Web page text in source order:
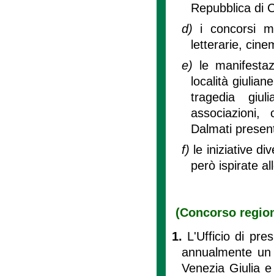
Repubblica di
d) i concorsi
letterarie,
e)
le
località
tragedia
associazioni,
Dalmati
f) le iniziative
però ispirate
(Concorso
1. L'Ufficio di
annualmente
Venezia Giulia